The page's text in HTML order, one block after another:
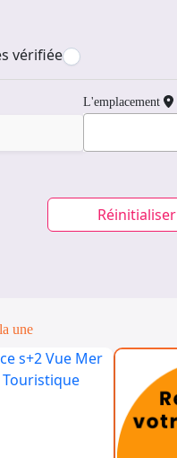
vérifiée
L'emplacement
Réinitialiser
une